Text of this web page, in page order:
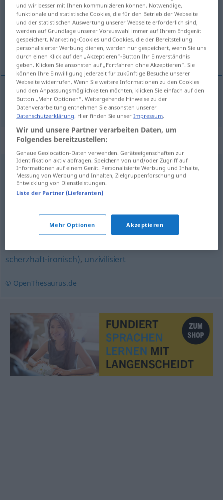
Übersicht aller Übersetzungen
(Für mehr Details die Übersetzung anklicken/antippen)
strmý, příkrý
strmý,příkrýa. FIG schroffFelsen
Synonyme für "schroff"
ruppig,taktlos
ungeschliffen
unwirsch,barsch,brüsk,unhöflich,rüpelhaft,rau
forsch, grobschlächtig flegelhaft,
scherzhaft-ironisch), unzivilisiert
© OpenThesaurus.de
und wir besser mit Ihnen kommunizieren können. Notwendige,
funktionale und statistische Cookies, die für den Betrieb der Webseite
und der statistischen Auswertung unserer Webseite erforderlich sind,
werden auf Grundlage unserer Vorauswahl immer auf Ihrem Endgerät
gespeichert. Marketing-Cookies und Cookies, die der Bereitstellung
personalisierter Werbung dienen, werden nur gespeichert, wenn Sie uns
durch einen Klick auf den „Akzeptieren“-Button Ihr Einverständnis
geben. Klicken Sie ansonsten auf „Fortfahren ohne Akzeptieren“. Sie
können Ihre Einwilligung jederzeit für zukünftige Besuche unserer
Webseite widerrufen. Wenn Sie weitere Informationen zu den Cookies
und den Anpassungsmöglichkeiten möchten, klicken Sie einfach auf den
Button „Mehr Optionen“. Weitergehende Hinweise zu der
Datenverarbeitung entnehmen Sie ansonsten unserer
Datenschutzerklärung. Hier finden Sie unserImpressum.
Wir und unsere Partner verarbeiten Daten, um
Folgendes bereitzustellen:
Genaue Geolocation-Daten verwenden. Geräteeigenschaften zur
Identifikation aktiv abfragen. Speichern von und/oder Zugriff auf
Informationen auf einem Gerät. Personalisierte Werbung und Inhalte,
Messung von Werbung und Inhalten, Zielgruppenforschung und
Entwicklung von Dienstleistungen.
Liste der Partner (Lieferanten)
Mehr Optionen Akzeptieren